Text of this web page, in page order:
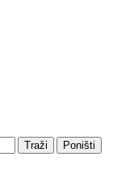
Traži Poništi